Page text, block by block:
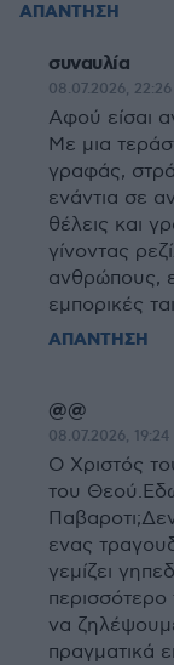
ΑΠΑΝΤΗΣΗ
συναυλία
08.07.2026, 22:26
Αφού είσαι
Με μια
γραφάς,
ενάντια σε
θέλεις και
γίνοντας
ανθρώπους,
εμπορικές
ΑΠΑΝΤΗΣΗ
@@
08.07.2026, 19:24
Ο Χριστός
του
ενας
γεμίζει
περισσότερο
να
πραγματικά